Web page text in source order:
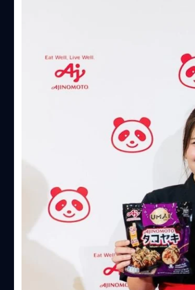
บริษัท อายิโนะโมะโต๊ะ (ประเทศไทย) จำกัด จัดงาน The
แนวคิดการดำเนินธุรกิจและการพัฒนาผลิตภัณฑ์ที่ขับเคลื่
ผู้บริโภค ท่ามกลางการเติบโตของตลาด Health &
บาท หรือคิดเป็นสัดส่วนราว 8% ของผลิตภัณฑ์มวลรวมในป
ความรู้หลักรูปแบบผลิตภัณฑ์ / โซลูชันกลุ่มเป้าหมายหลัก
ประโยชน์จากกรดอะมิโน)aminoVITAL, AminoNITE,